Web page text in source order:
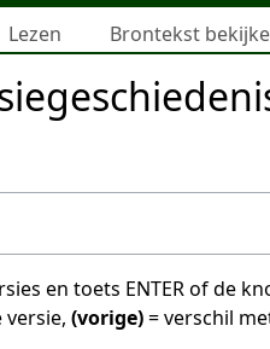
Lezen Brontekst
en toets ENTER of de
(vorige)= verschil